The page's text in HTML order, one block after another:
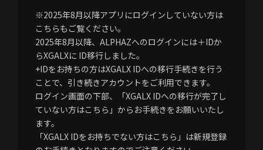
※2025年8月以降アプリにログインしていない方は
こちらもご覧ください。
2025年8月以降、ALPHAZへのログインには＋IDか
らXGALXに ID移行しました。
+IDをお持ちの方はXGALX IDへの移行手続きを行う
ことで、引き続きアカウントをご利用できます。
ログイン画面の下部、「XGALX IDへの移行が完了し
ていない方はこちら」からお手続きをお願いいたし
ます。
「XGALX IDをお持ちでない方はこちら」は新規登録